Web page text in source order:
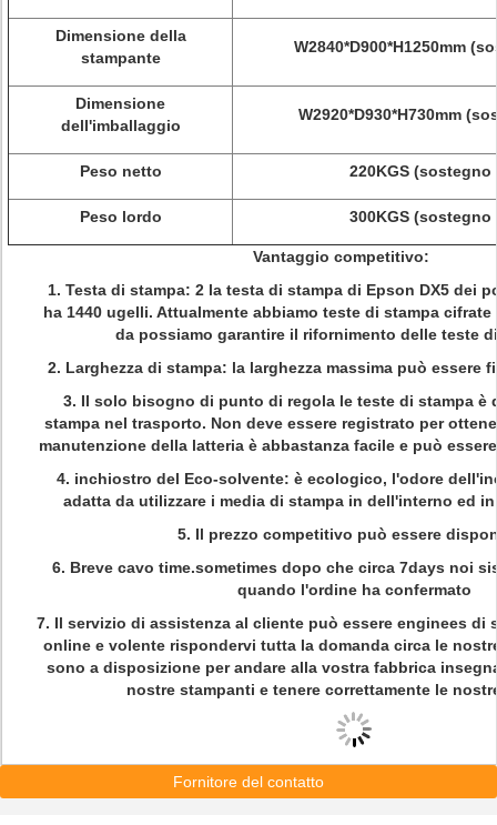
Dimensione della
stampante
W2840*D900*H1250mm
Dimensione
dell'imballaggio
W2920*D930*H730mm
Peso netto 220KGS
Peso lordo 300KGS
Vantaggio competitivo:
1. Testa di stampa: 2 la testa di stampa di Epson DX5 dei
ha 1440 ugelli. Attualmente abbiamo teste di stampa
da possiamo garantire il rifornimento delle teste
2. Larghezza di stampa: la larghezza massima può essere
3. Il solo bisogno di punto di regola le teste di stampa è
stampa nel trasporto. Non deve essere registrato per
manutenzione della latteria è abbastanza facile e può
4. inchiostro del Eco-solvente: è ecologico, l'odore
adatta da utilizzare i media di stampa in dell'interno ed
5. Il prezzo competitivo può essere
6. Breve cavo time.sometimes dopo che circa 7days noi
quando l'ordine ha confermato
7. Il servizio di assistenza al cliente può essere enginees di
online e volente rispondervi tutta la domanda circa le
sono a disposizione per andare alla vostra fabbrica
nostre stampanti e tenere correttamente le
Fornitore del contatto